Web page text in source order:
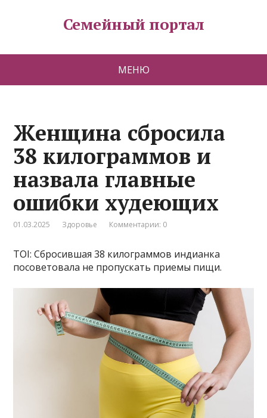
Семейный портал
МЕНЮ
Женщина сбросила
38 килограммов и
назвала главные
ошибки худеющих
01.03.2025 Здоровье Комментарии: 0
TOI: Сбросившая 38 килограммов индианка
посоветовала не пропускать приемы пищи.